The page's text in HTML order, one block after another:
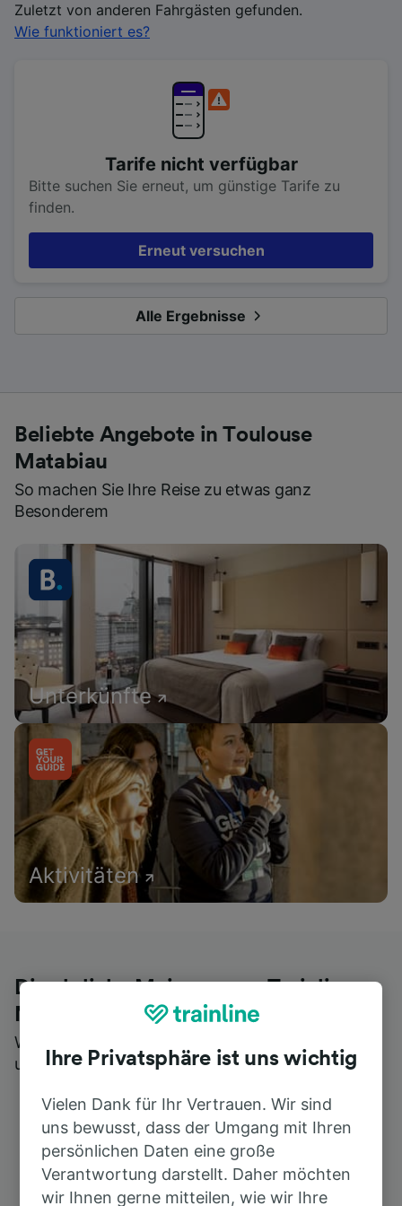
Zuletzt von anderen Fahrgästen gefunden.
Wie funktioniert es?
Tarife nicht verfügbar
Bitte suchen Sie erneut, um günstige Tarife zu
finden.
Erneut versuchen
Alle Ergebnisse
Beliebte Angebote in Toulouse
Matabiau
So machen Sie Ihre Reise zu etwas ganz
Besonderem
Unterkünfte
Aktivitäten
Die ehrliche Meinung von Trainline-
Nutzern
Wer könnte Ihnen besseres Feedback geben als
unsere Kunden selbst?
Ihre Privatsphäre ist uns wichtig
Vielen Dank für Ihr Vertrauen. Wir sind
uns bewusst, dass der Umgang mit Ihren
persönlichen Daten eine große
Verantwortung darstellt. Daher möchten
wir Ihnen gerne mitteilen, wie wir Ihre